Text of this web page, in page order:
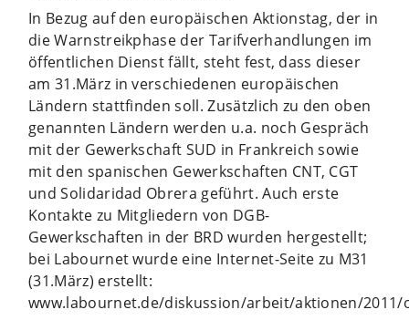
In Bezug auf den europäischen Aktionstag, der in
die Warnstreikphase der Tarifverhandlungen im
öffentlichen Dienst fällt, steht fest, dass dieser
am 31.März in verschiedenen europäischen
Ländern stattfinden soll. Zusätzlich zu den oben
genannten Ländern werden u.a. noch Gespräch
mit der Gewerkschaft SUD in Frankreich sowie
mit den spanischen Gewerkschaften CNT, CGT
und Solidaridad Obrera geführt. Auch erste
Kontakte zu Mitgliedern von DGB-
Gewerkschaften in der BRD wurden hergestellt;
bei Labournet wurde eine Internet-Seite zu M31
(31.März) erstellt:
www.labournet.de/diskussion/arbeit/aktionen/2011/